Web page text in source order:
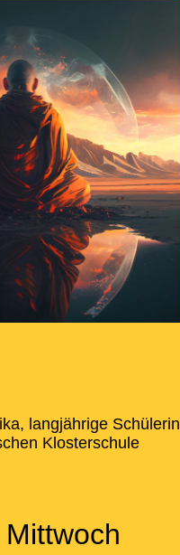
langjährige Schülerin
Klosterschule